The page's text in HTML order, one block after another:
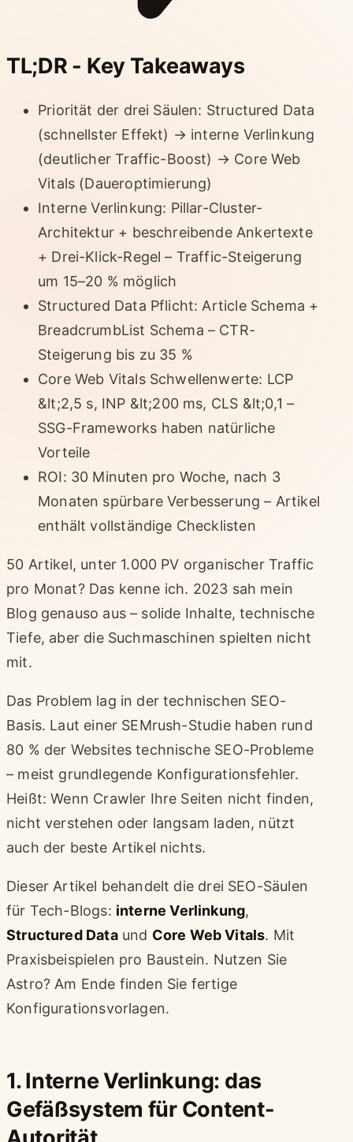
TL;DR - Key Takeaways
Priorität der drei Säulen: Structured Data
(schnellster Effekt) → interne Verlinkung
(deutlicher Traffic-Boost) → Core Web
Vitals (Daueroptimierung)
Interne Verlinkung: Pillar-Cluster-
Architektur + beschreibende Ankertexte
+ Drei-Klick-Regel – Traffic-Steigerung
um 15–20 % möglich
Structured Data Pflicht: Article Schema +
BreadcrumbList Schema – CTR-
Steigerung bis zu 35 %
Core Web Vitals Schwellenwerte: LCP
&lt;2,5 s, INP &lt;200 ms, CLS &lt;0,1 –
SSG-Frameworks haben natürliche
Vorteile
ROI: 30 Minuten pro Woche, nach 3
Monaten spürbare Verbesserung – Artikel
enthält vollständige Checklisten
50 Artikel, unter 1.000 PV organischer Traffic
pro Monat? Das kenne ich. 2023 sah mein
Blog genauso aus – solide Inhalte, technische
Tiefe, aber die Suchmaschinen spielten nicht
mit.
Das Problem lag in der technischen SEO-
Basis. Laut einer SEMrush-Studie haben rund
80 % der Websites technische SEO-Probleme
– meist grundlegende Konfigurationsfehler.
Heißt: Wenn Crawler Ihre Seiten nicht finden,
nicht verstehen oder langsam laden, nützt
auch der beste Artikel nichts.
Dieser Artikel behandelt die drei SEO-Säulen
für Tech-Blogs: interne Verlinkung,
Structured Dataund Core Web Vitals. Mit
Praxisbeispielen pro Baustein. Nutzen Sie
Astro? Am Ende finden Sie fertige
Konfigurationsvorlagen.
1. Interne Verlinkung: das
Gefäßsystem für Content-